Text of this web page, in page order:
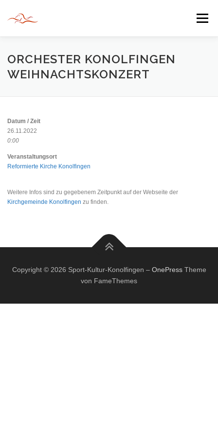
springen
Menü
HERZLICH WILLKOMMEN
INFORMATIONEN
ORCHESTER KONOLFINGEN
WEIHNACHTSKONZERT
Datum / Zeit
26.11.2022
0:00
Veranstaltungsort
Reformierte Kirche Konolfingen
Weitere Infos sind zu gegebenem Zeitpunkt auf der Webseite der
Kirchgemeinde Konolfingen zu finden.
Copyright © 2026 Sport-Kultur-Konolfingen – OnePressTheme
von FameThemes